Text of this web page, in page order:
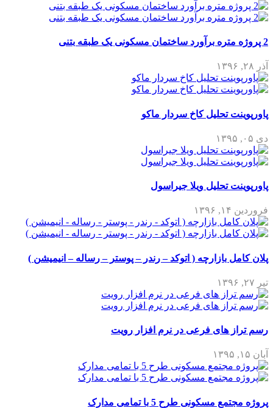
2 پروژه متره برآورد ساختمان مسکونی یک طبقه بتنی
آذر ۲۸, ۱۳۹۶
پاورپوینت تحلیل کاخ سردار ماکو
دی ۰۵, ۱۳۹۵
پاورپوینت تحلیل ویلا جیراسول
فروردین ۱۴, ۱۳۹۶
پلان کامل بازارچه ( اتوکد – رندر – پوستر – رساله – انیمیشن )
تیر ۲۷, ۱۳۹۶
رسم تراز های فرعی در نرم افزار رویت
آبان ۱۵, ۱۳۹۵
پروژه مجتمع مسکونی طرح 5 با تمامی مدارک